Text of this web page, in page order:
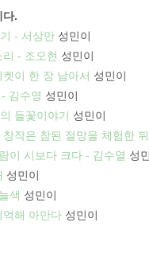
다.
- 서상만 성민이
리 - 조오현 성민이
켓이 한 장 남아서 성민이
김수영 성민이
들꽃이야기 성민이
창작은 참된 절망을 체험한
이 시보다 크다 - 김수열 성
성민이
색 성민이
억해 아만다 성민이